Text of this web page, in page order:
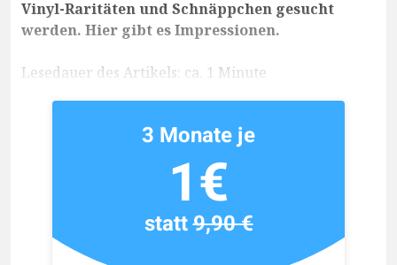
Vinyl-Raritäten und Schnäppchen gesucht
werden. Hier gibt es Impressionen.
Lesedauer des Artikels: ca. 1 Minute
3 Monate je
1€
statt9,90 €